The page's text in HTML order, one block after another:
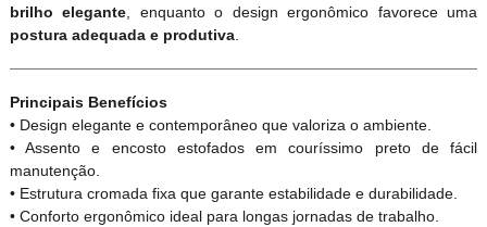
brilho elegante, enquanto o design ergonômico favorece uma
postura adequada e produtiva.
Principais Benefícios
• Design elegante e contemporâneo que valoriza o ambiente.
• Assento e encosto estofados em couríssimo preto de fácil
manutenção.
• Estrutura cromada fixa que garante estabilidade e durabilidade.
• Conforto ergonômico ideal para longas jornadas de trabalho.